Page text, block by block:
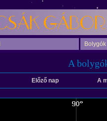
Bolygók
A
Előző nap A